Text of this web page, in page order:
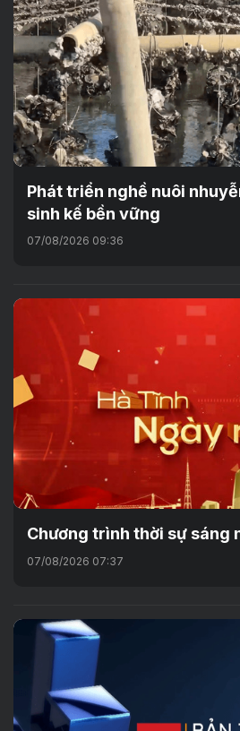
Phát triển nghề nuôi
sinh kế bền vững
07/08/2026 09:36
Chương trình thời sự sáng
07/08/2026 07:37